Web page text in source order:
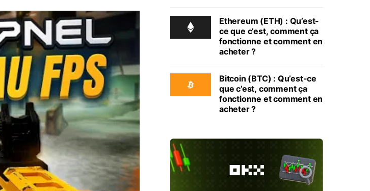
Ethereum (ETH) : Qu’est-
ce que c’est, comment ça
fonctionne et comment en
acheter ?
Bitcoin (BTC) : Qu’est-ce
que c’est, comment ça
fonctionne et comment en
acheter ?